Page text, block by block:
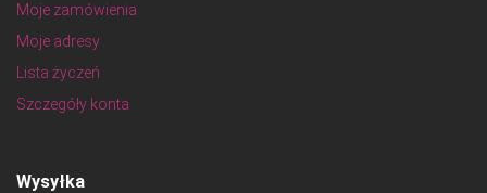
Moje zamówienia
Moje adresy
Lista życzeń
Szczegóły konta
Wysyłka